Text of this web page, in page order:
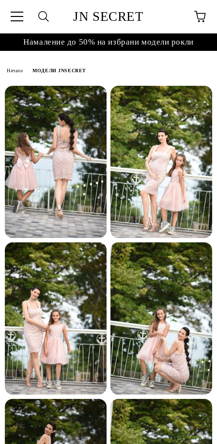
JN SECRET
и по лични мерки
Намаление до 50% на избрани модели рокли
Начало МОДЕЛИ JNSECRET